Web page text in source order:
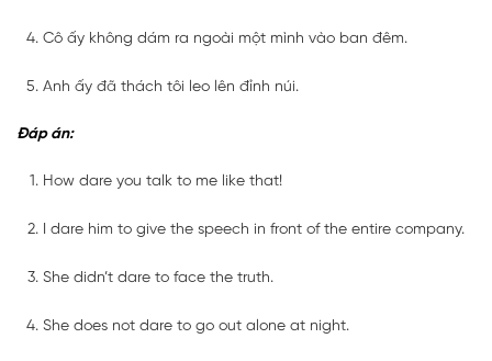
Cô ấy không dám ra ngoài một mình vào ban đêm.
Anh ấy đã thách tôi leo lên đỉnh núi.
Đáp án:
How dare you talk to me like that!
I dare him to give the speech in front of the entire company.
She didn’t dare to face the truth.
She does not dare to go out alone at night.